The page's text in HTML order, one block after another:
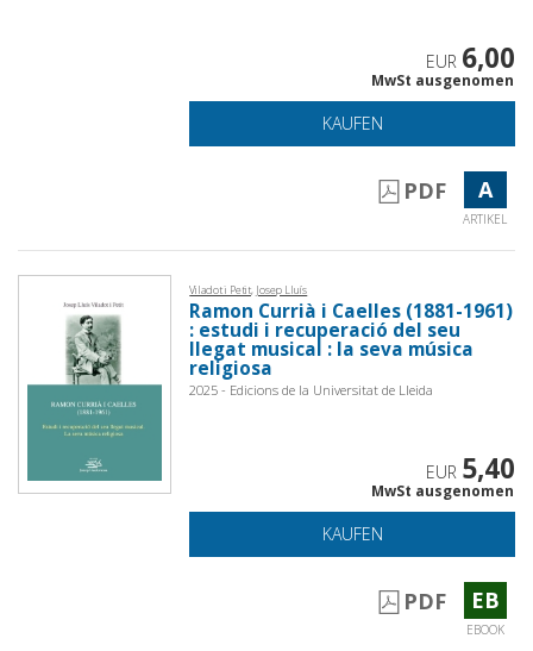
EUR 6,00
MwSt ausgenomen
KAUFEN
PDF A
ARTIKEL
Viladot i Petit, Josep Lluís
Ramon Currià i Caelles (1881-1961)
: estudi i recuperació del seu
llegat musical : la seva música
religiosa
2025 - Edicions de la Universitat de Lleida
EUR 5,40
MwSt ausgenomen
KAUFEN
PDF EB
EBOOK